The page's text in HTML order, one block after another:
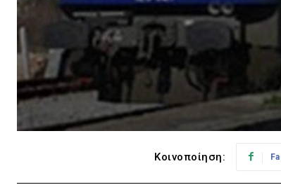
Κοινοποίηση: